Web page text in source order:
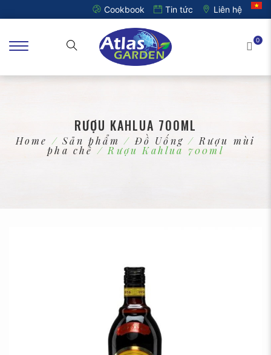
Cookbook Tin tức Liên hệ
0
RƯỢU KAHLUA 700ML
Home /Sản phẩm / Đồ Uống / Rượu mùi
pha chế / Rượu Kahlua 700ml